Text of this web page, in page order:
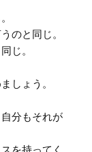
のと同じ。
じ。
しょう。
分もそれが